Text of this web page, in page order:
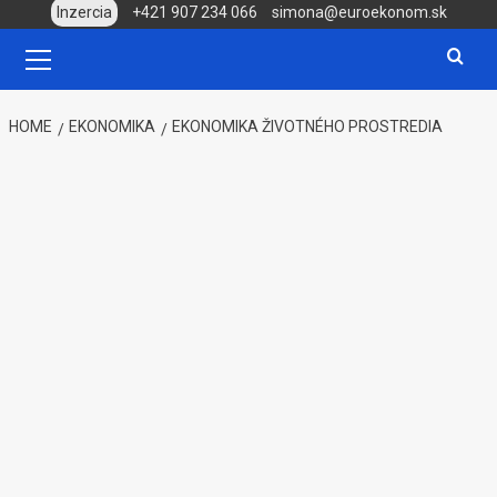
content
Inzercia +421 907 234 066
simona@euroekonom.sk
Menu
HOME EKONOMIKA EKONOMIKA ŽIVOTNÉHO PROSTREDIA